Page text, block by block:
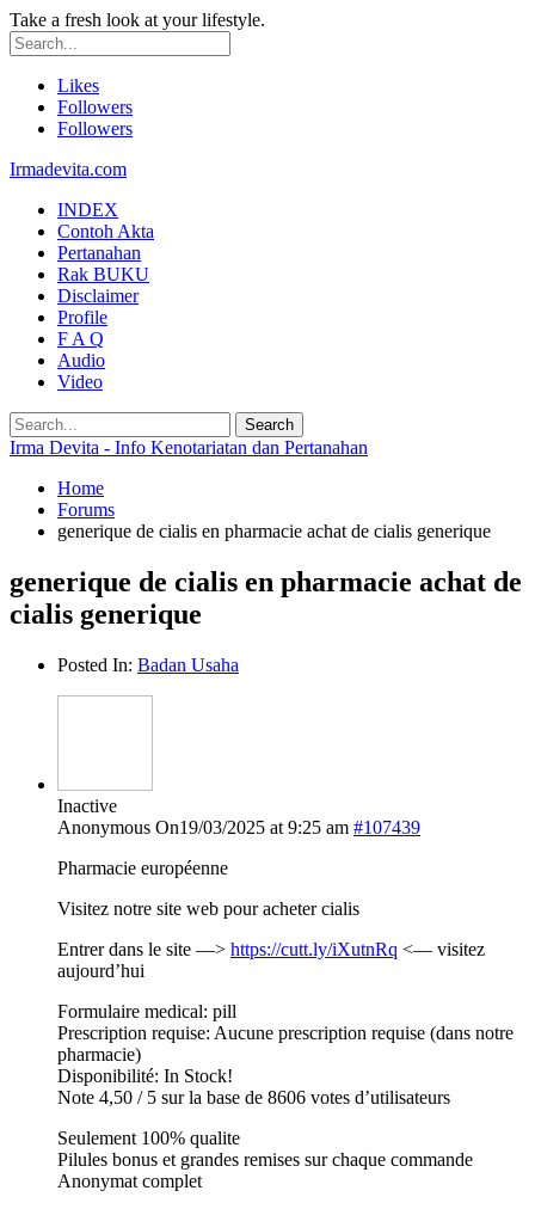
Take a fresh look at your lifestyle.
Likes
Followers
Followers
Irmadevita.com
INDEX
Contoh Akta
Pertanahan
Rak BUKU
Disclaimer
Profile
F A Q
Audio
Video
Irma Devita - Info Kenotariatan dan Pertanahan
Home
Forums
generique de cialis en pharmacie achat de cialis generique
generique de cialis en pharmacie achat de
cialis generique
Posted In: Badan Usaha
Inactive
Anonymous On19/03/2025 at 9:25 am #107439
Pharmacie européenne
Visitez notre site web pour acheter cialis
Entrer dans le site —> https://cutt.ly/iXutnRq <— visitez
aujourd’hui
Formulaire medical: pill
Prescription requise: Aucune prescription requise (dans notre
pharmacie)
Disponibilité: In Stock!
Note 4,50 / 5 sur la base de 8606 votes d’utilisateurs
Seulement 100% qualite
Pilules bonus et grandes remises sur chaque commande
Anonymat complet